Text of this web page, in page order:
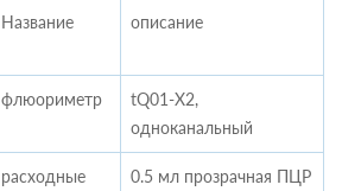
Название описание
флюориметр
tQ01-X2,
одноканальный
расходные
0.5 мл прозрачная ПЦР